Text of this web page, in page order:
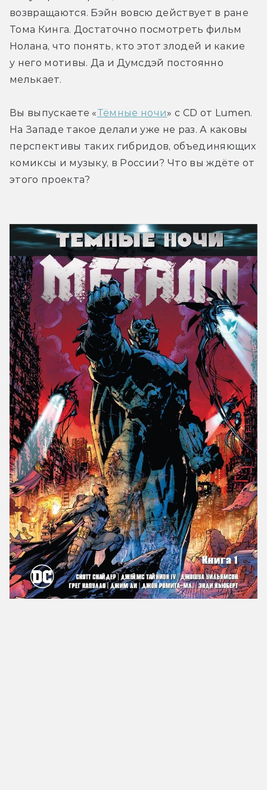
возвращаются. Бэйн вовсю действует в ране
Тома Кинга. Достаточно посмотреть фильм
Нолана, что понять, кто этот злодей и какие
у него мотивы. Да и Думсдэй постоянно
мелькает.
Вы выпускаете «Тёмные ночи» с CD от Lumen.
На Западе такое делали уже не раз. А каковы
перспективы таких гибридов, объединяющих
комиксы и музыку, в России? Что вы ждёте от
этого проекта?